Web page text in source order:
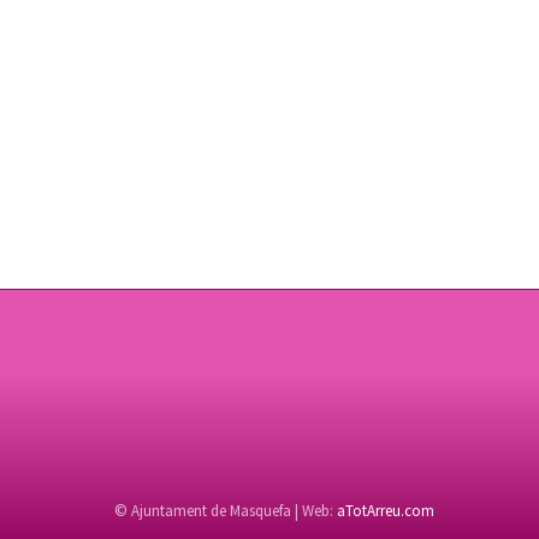
© Ajuntament de Masquefa | Web: aTotArreu.com